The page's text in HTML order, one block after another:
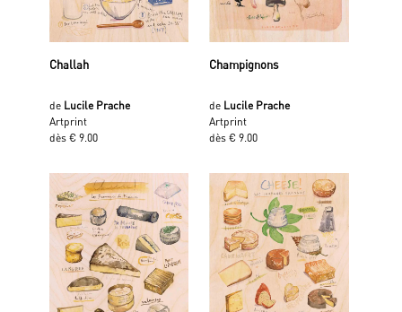
Challah
de Lucile Prache
Artprint
dès € 9.00
Champignons
de Lucile Prache
Artprint
dès € 9.00